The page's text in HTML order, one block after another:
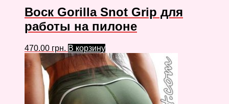
Воск Gorilla Snot Grip для
работы на пилоне
470.00 грн. В корзину